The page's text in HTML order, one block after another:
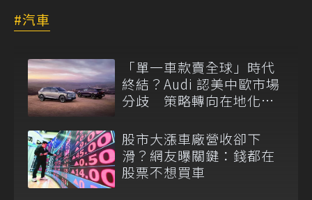
汽車
「單一車款賣全球」時代
終結？Audi 認美中歐市場
分歧 策略轉向在地化開
股市大漲車廠營收卻下
滑？網友曝關鍵：錢都在
股票不想買車